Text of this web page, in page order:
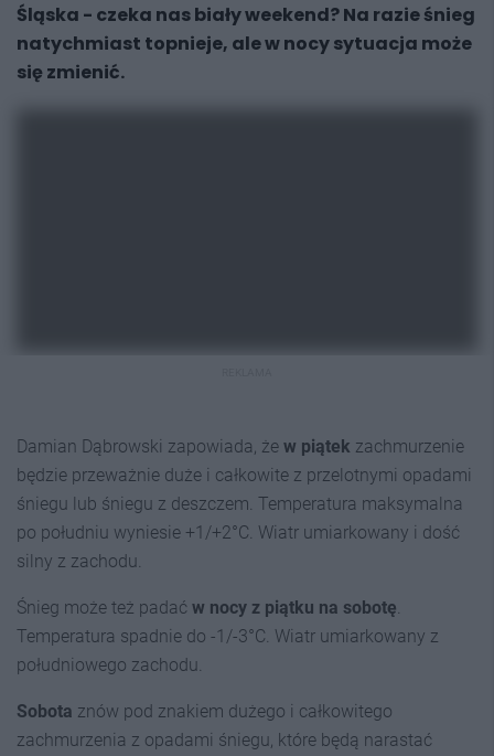
Śląska - czeka nas biały weekend? Na razie śnieg
natychmiast topnieje, ale w nocy sytuacja może
się zmienić.
Damian Dąbrowski zapowiada, że w piątek zachmurzenie
będzie przeważnie duże i całkowite z przelotnymi opadami
śniegu lub śniegu z deszczem. Temperatura maksymalna
po południu wyniesie +1/+2°C. Wiatr umiarkowany i dość
silny z zachodu.
Śnieg może też padać w nocy z piątku na sobotę
Temperatura spadnie do -1/-3°C. Wiatr umiarkowany z
południowego zachodu.
Sobota znów pod znakiem dużego i całkowitego
zachmurzenia z opadami śniegu, które będą narastać